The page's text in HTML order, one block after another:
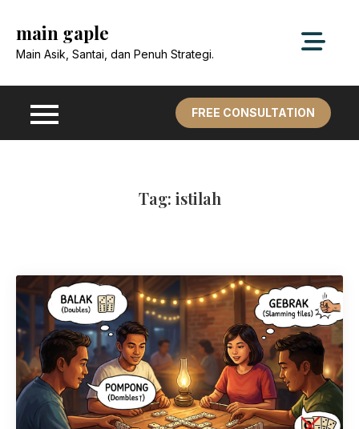
content
main gaple
Main Asik, Santai, dan Penuh Strategi.
FREE CONSULTATION
Tag: istilah